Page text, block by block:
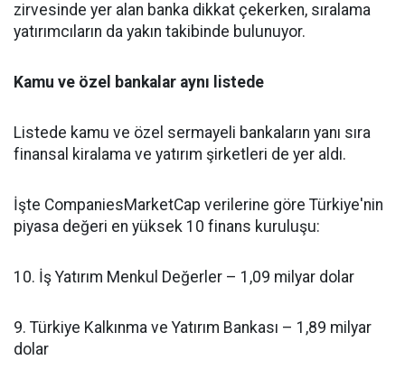
zirvesinde yer alan banka dikkat çekerken, sıralama
yatırımcıların da yakın takibinde bulunuyor.
Kamu ve özel bankalar aynı listede
Listede kamu ve özel sermayeli bankaların yanı sıra
finansal kiralama ve yatırım şirketleri de yer aldı.
İşte CompaniesMarketCap verilerine göre Türkiye'nin
piyasa değeri en yüksek 10 finans kuruluşu:
10. İş Yatırım Menkul Değerler – 1,09 milyar dolar
9. Türkiye Kalkınma ve Yatırım Bankası – 1,89 milyar
dolar